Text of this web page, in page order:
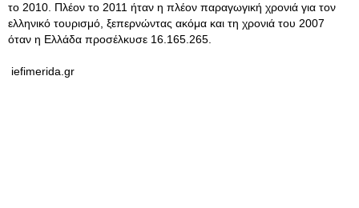
το 2010. Πλέον το 2011 ήταν η πλέον παραγωγική χρονιά για τον
ελληνικό τουρισμό, ξεπερνώντας ακόμα και τη χρονιά του 2007
όταν η Ελλάδα προσέλκυσε 16.165.265.
iefimerida.gr